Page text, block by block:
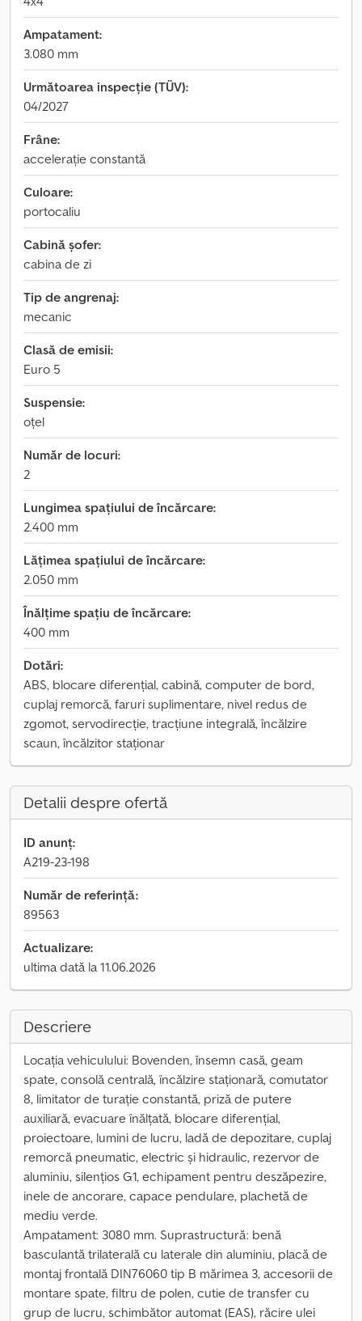
Ampatament:
3.080 mm
Următoarea inspecție (TÜV):
04/2027
Frâne:
accelerație constantă
Culoare:
portocaliu
Cabină șofer:
cabina de zi
Tip de angrenaj:
mecanic
Clasă de emisii:
Euro 5
Suspensie:
oțel
Număr de locuri:
2
Lungimea spațiului de încărcare:
2.400 mm
Lățimea spațiului de încărcare:
2.050 mm
Înălțime spațiu de încărcare:
400 mm
Dotări:
ABS, blocare diferențial, cabină, computer de bord,
cuplaj remorcă, faruri suplimentare, nivel redus de
zgomot, servodirecție, tracțiune integrală, încălzire
scaun, încălzitor staționar
Detalii despre ofertă
ID anunț:
A219-23-198
Număr de referință:
89563
Actualizare:
ultima dată la 11.06.2026
Descriere
Locația vehiculului: Bovenden, însemn casă, geam
spate, consolă centrală, încălzire staționară, comutator
8, limitator de turație constantă, priză de putere
auxiliară, evacuare înălțată, blocare diferențial,
proiectoare, lumini de lucru, ladă de depozitare, cuplaj
remorcă pneumatic, electric și hidraulic, rezervor de
aluminiu, silențios G1, echipament pentru deszăpezire,
inele de ancorare, capace pendulare, plachetă de
mediu verde.
Ampatament: 3080 mm. Suprastructură: benă
basculantă trilaterală cu laterale din aluminiu, placă de
montaj frontală DIN76060 tip B mărimea 3, accesorii de
montare spate, filtru de polen, cutie de transfer cu
grup de lucru, schimbător automat (EAS), răcire ulei